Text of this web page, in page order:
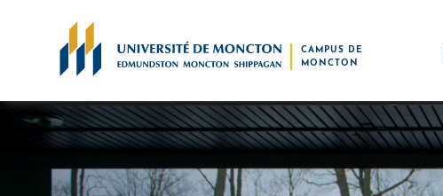
CAMPUS DE
MONCTON